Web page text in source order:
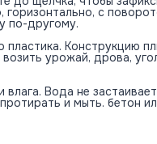
с
по-другому.
Конструкцию
урожай, дрова,
Вода не
и мыть. бетон